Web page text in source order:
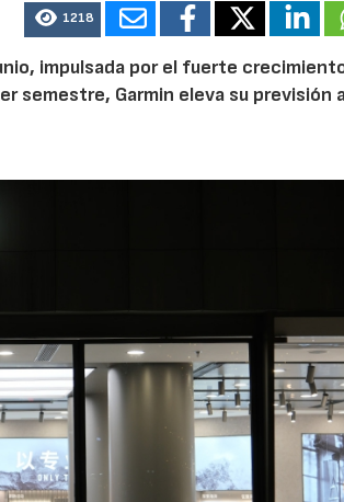
1218
impulsada por el fuerte
semestre, Garmin eleva su previsión